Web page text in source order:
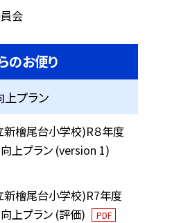
会
のお便り
プラン
新檜尾台小学校)R８年度
上プラン (version 1)
新檜尾台小学校)R7年度
上プラン (評価)
PDF